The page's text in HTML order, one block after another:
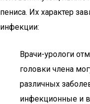
пениса. Их характер
инфекции:
Врачи-урологи
головки члена
различных
инфекционные и